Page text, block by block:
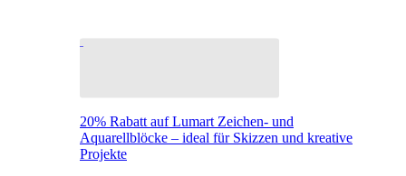
20% Rabatt auf Lumart Zeichen- und
Aquarellblöcke – ideal für Skizzen und kreative
Projekte